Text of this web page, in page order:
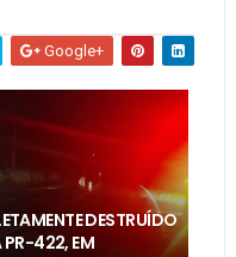
Google+
DESTRUÍDO
PR-422, EM